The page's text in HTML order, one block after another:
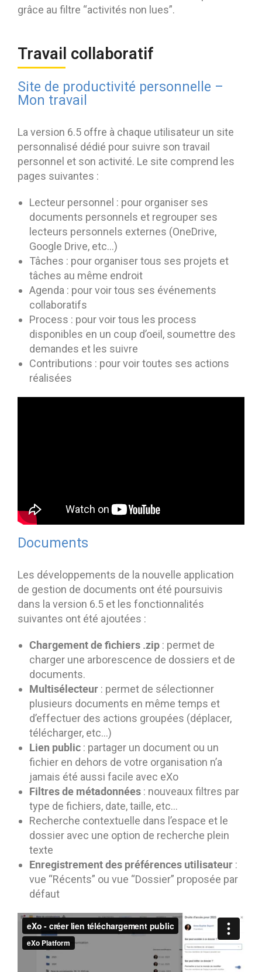
grâce au filtre “activités non lues”.
Travail collaboratif
Site de productivité personnelle –
Mon travail
La version 6.5 offre à chaque utilisateur un site
personnalisé dédié pour suivre son travail
personnel et son activité. Le site comprend les
pages suivantes :
Lecteur personnel : pour organiser ses
documents personnels et regrouper ses
lecteurs personnels externes (OneDrive,
Google Drive, etc…)
Tâches : pour organiser tous ses projets et
tâches au même endroit
Agenda : pour voir tous ses événements
collaboratifs
Process : pour voir tous les process
disponibles en un coup d’oeil, soumettre des
demandes et les suivre
Contributions : pour voir toutes ses actions
réalisées
Documents
Les développements de la nouvelle application
de gestion de documents ont été poursuivis
dans la version 6.5 et les fonctionnalités
suivantes ont été ajoutées :
Chargement de fichiers .zip : permet de
charger une arborescence de dossiers et de
documents.
Multisélecteur : permet de sélectionner
plusieurs documents en même temps et
d’effectuer des actions groupées (déplacer,
télécharger, etc…)
Lien public : partager un document ou un
fichier en dehors de votre organisation n’a
jamais été aussi facile avec eXo
Filtres de métadonnées : nouveaux filtres par
type de fichiers, date, taille, etc…
Recherche contextuelle dans l’espace et le
dossier avec une option de recherche plein
texte
Enregistrement des préférences utilisateur :
vue “Récents” ou vue “Dossier” proposée par
défaut